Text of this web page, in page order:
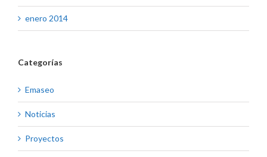
enero 2014
Categorías
Emaseo
Noticias
Proyectos